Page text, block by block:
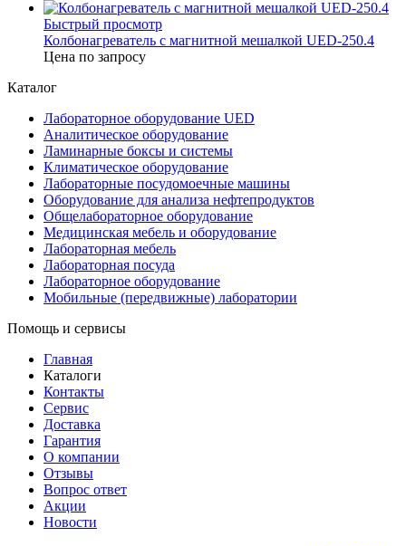
Быстрый просмотр
Колбонагреватель с магнитной мешалкой UED-250.4
Цена по запросу
Каталог
Лабораторное оборудование UED
Аналитическое оборудование
Ламинарные боксы и системы
Климатическое оборудование
Лабораторные посудомоечные машины
Оборудование для анализа нефтепродуктов
Общелабораторное оборудование
Медицинская мебель и оборудование
Лабораторная мебель
Лабораторная посуда
Лабораторное оборудование
Мобильные (передвижные) лаборатории
Помощь и сервисы
Главная
Каталоги
Контакты
Сервис
Доставка
Гарантия
О компании
Отзывы
Вопрос ответ
Акции
Новости